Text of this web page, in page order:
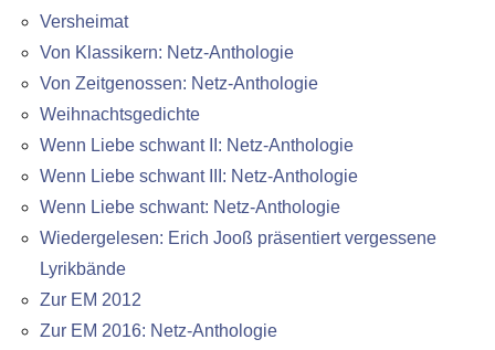
Versheimat
Von Klassikern: Netz-Anthologie
Von Zeitgenossen: Netz-Anthologie
Weihnachtsgedichte
Wenn Liebe schwant II: Netz-Anthologie
Wenn Liebe schwant III: Netz-Anthologie
Wenn Liebe schwant: Netz-Anthologie
Wiedergelesen: Erich Jooß präsentiert vergessene
Lyrikbände
Zur EM 2012
Zur EM 2016: Netz-Anthologie